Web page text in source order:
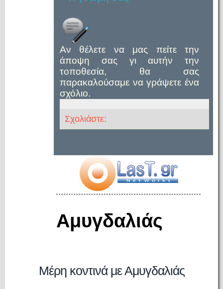
Αν θέλετε να μας πείτε την
άποψη σας γι αυτήν την
τοποθεσία, θα σας
παρακαλούσαμε να γράψετε ένα
σχόλιο.
Σχολιάστε:
Αμυγδαλιάς
Μέρη κοντινά με Αμυγδαλιάς